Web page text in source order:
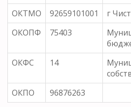
ОКТМО
92659101001
г
ОКОПФ
75403
ОКФС
14
ОКПО
96876263